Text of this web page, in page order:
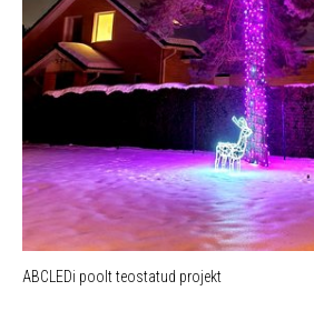
ABCLEDi poolt teostatud projekt